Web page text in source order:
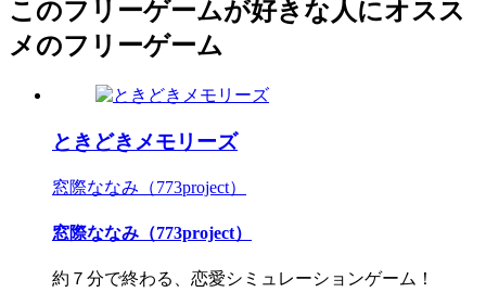
このフリーゲームが好きな人にオスス
メのフリーゲーム
ときどきメモリーズ
窓際ななみ（773project）
窓際ななみ（773project）
約７分で終わる、恋愛シミュレーションゲーム！